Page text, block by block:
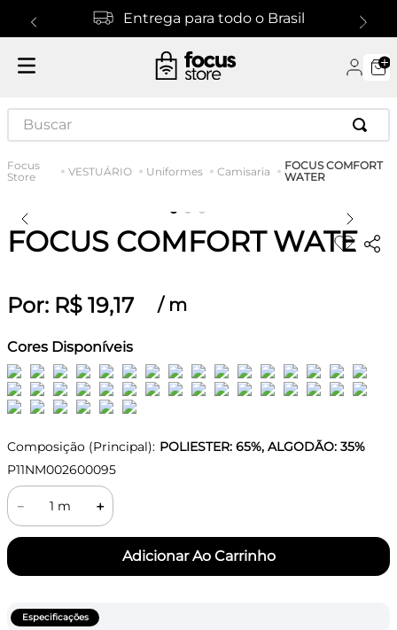
Entrega para todo o Brasil
Buscar
VESTUÁRIO Uniformes Camisaria
FOCUS COMFORT
WATER
FOCUS COMFORT WATER
Por: R$ 19,17 / m
Cores Disponíveis
Composição (Principal): POLIESTER: 65%, ALGODÃO: 35%
P11NM002600095
＋
－
Especificações